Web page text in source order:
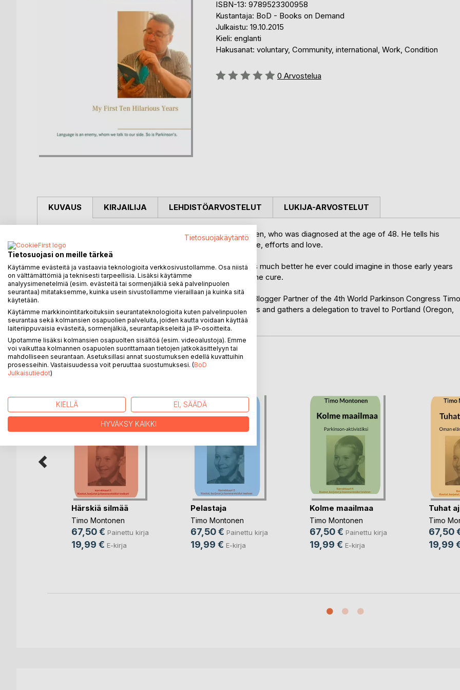
ISBN-13: 9789523300958
Kustantaja: BoD - Books on Demand
Julkaistu: 19.10.2015
Kieli: englanti
Hakusanat: voluntary, Community, international, Work, Condition
Arvostelu::
0 Arvostelua
KUVAUS
Parkinson's disease has not knocked down Timo Montonen, who was diagnosed at the age of 48. He tells his
hilarious story through ten years of horror, joy, misery, hope, efforts and love.
After 10 years as a person with Parkinson's his condition is much better he ever could imagine in those early years
of this severe, progressing disease, which is still waiting the cure.
As an Advocate for Parkinson Committee and an Official Blogger Partner of the 4th World Parkinson Congress Timo
informs the Finnish Parkinson community of next Congress and gathers a delegation to travel to Portland (Oregon,
USA, 2016, Sept. 20-23).
KIRJAILIJA LEHDISTÖARVOSTELUT LUKIJA-ARVOSTELUT
LISÄÄ KIRJOJA BoD:LLA
Härskiä silmää
Timo Montonen
67,50 € Painettu kirja
19,99 € E-kirja
Pelastaja
Timo Montonen
67,50 € Painettu kirja
19,99 € E-kirja
Kolme maailmaa
Timo Montonen
67,50 € Painettu kirja
19,99 € E-kirja
Tuhat
Timo
67,50
19,99
Tietosuojakäytäntö
Tietosuojasi on meille tärkeä
Käytämme evästeitä ja vastaavia teknologioita verkkosivustollamme. Osa niistä
on välttämättömiä ja teknisesti tarpeellisia. Lisäksi käytämme
analyysimenetelmiä (esim. evästeitä tai sormenjälkiä sekä palvelinpuolen
seurantaa) mitataksemme, kuinka usein sivustollamme vieraillaan ja kuinka sitä
käytetään.
Käytämme markkinointitarkoituksiin seurantateknologioita kuten palvelinpuolen
seurantaa sekä kolmansien osapuolien palveluita, joiden kautta voidaan käyttää
laiteriippuvaisia evästeitä, sormenjälkiä, seurantapikseleitä ja IP-osoitteita.
Upotamme lisäksi kolmansien osapuolten sisältöä (esim. videoalustoja). Emme
voi vaikuttaa kolmannen osapuolen suorittamaan tietojen jatkokäsittelyyn tai
mahdolliseen seurantaan. Asetuksillasi annat suostumuksen edellä kuvattuihin
prosesseihin. Vastaisuudessa voit peruuttaa suostumuksesi. (BoD
Julkaisutiedot)
KIELLÄ EI, SÄÄDÄ
HYVÄKSY KAIKKI